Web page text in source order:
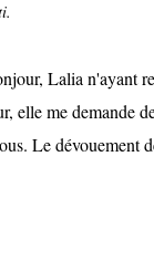
Lalia n'ayant
elle me demande
Le dévouement